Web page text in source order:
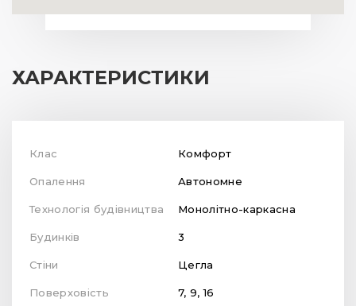
ХАРАКТЕРИСТИКИ
Клас Комфорт
Опалення Автономне
Технологія будівництва Монолітно-каркасна
Будинків 3
Стіни Цегла
Поверховість 7, 9, 16